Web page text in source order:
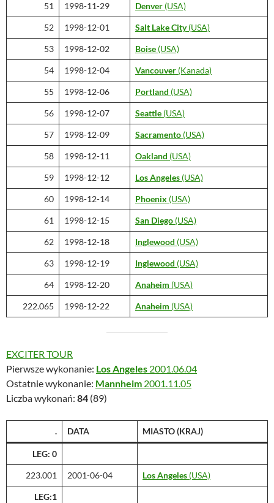
51 1998-11-29 Denver (USA)
52 1998-12-01 Salt Lake City(USA)
53 1998-12-02 Boise (USA)
54 1998-12-04 Vancouver (Kanada)
55 1998-12-06 Portland (USA)
56 1998-12-07 Seattle (USA)
57 1998-12-09 Sacramento (USA)
58 1998-12-11 Oakland (USA)
59 1998-12-12 Los Angeles (USA)
60 1998-12-14 Phoenix (USA)
61 1998-12-15 San Diego (USA)
62 1998-12-18 Inglewood (USA)
63 1998-12-19 Inglewood (USA)
64 1998-12-20 Anaheim (USA)
222.065 1998-12-22 Anaheim (USA)
EXCITER TOUR
Pierwsze wykonanie: Los Angeles 2001.06.04
Ostatnie wykonanie: Mannheim 2001.11.05
Liczba wykonań: 84 (89)
. DATA MIASTO(KRAJ)
LEG: 0
223.001 2001-06-04 Los Angeles (USA)
LEG:1